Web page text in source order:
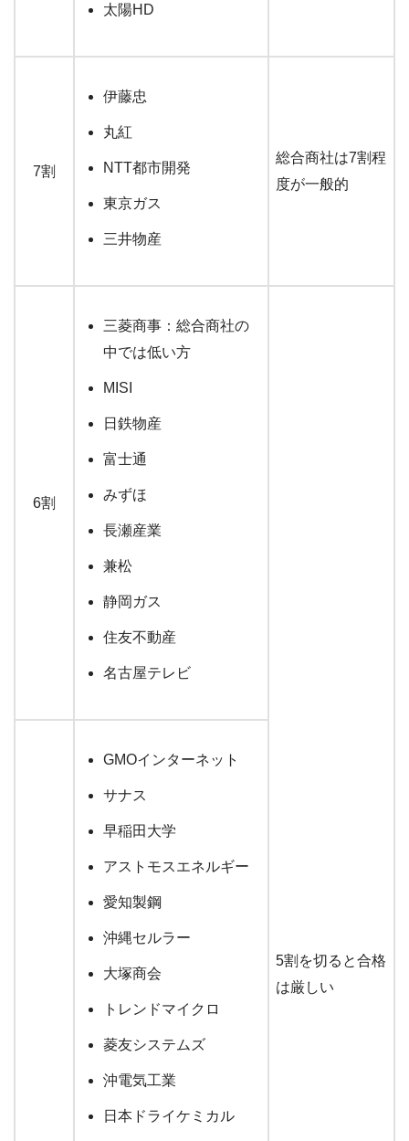
太陽HD
7割
伊藤忠
丸紅
NTT都市開発
東京ガス
三井物産
総合商社は7割程
度が一般的
6割
三菱商事：総合商社の
中では低い方
MISI
日鉄物産
富士通
みずほ
長瀬産業
兼松
静岡ガス
住友不動産
名古屋テレビ
5割を切ると合格
は厳しい
GMOインターネット
サナス
早稲田大学
アストモスエネルギー
愛知製鋼
沖縄セルラー
大塚商会
トレンドマイクロ
菱友システムズ
沖電気工業
日本ドライケミカル